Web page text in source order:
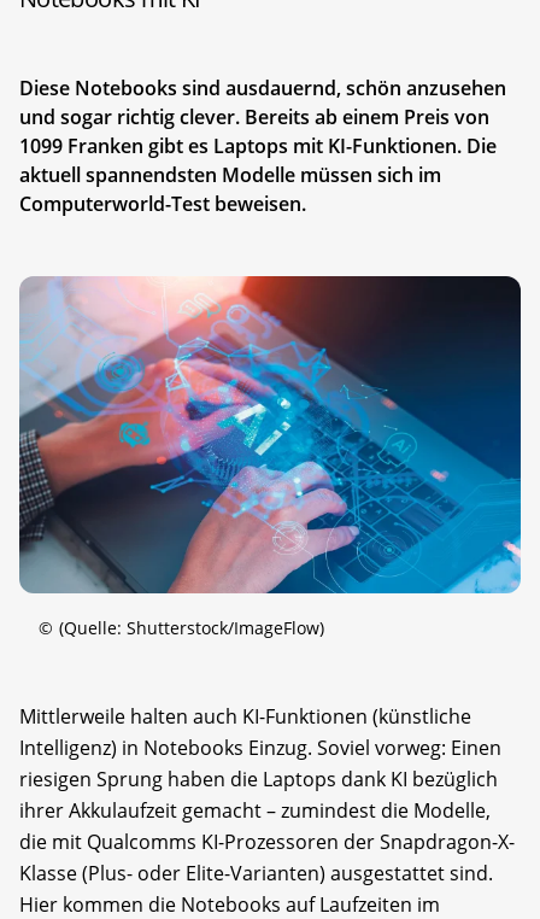
Diese Notebooks sind ausdauernd, schön anzusehen
und sogar richtig clever. Bereits ab einem Preis von
1099 Franken gibt es Laptops mit KI-Funktionen. Die
aktuell spannendsten Modelle müssen sich im
Computerworld-Test beweisen.
© (Quelle: Shutterstock/ImageFlow)
Mittlerweile halten auch KI-Funktionen (künstliche
Intelligenz) in Notebooks Einzug. Soviel vorweg: Einen
riesigen Sprung haben die Laptops dank KI bezüglich
ihrer Akkulaufzeit gemacht – zumindest die Modelle,
die mit Qualcomms KI-Prozessoren der Snapdragon-X-
Klasse (Plus- oder Elite-Varianten) ausgestattet sind.
Hier kommen die Notebooks auf Laufzeiten im